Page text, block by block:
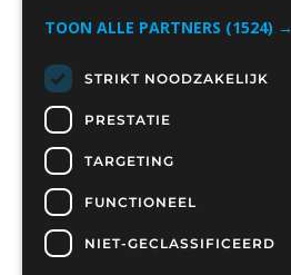
TOON ALLE PARTNERS (1524) →
STRIKT NOODZAKELIJK
PRESTATIE
TARGETING
FUNCTIONEEL
NIET-GECLASSIFICEERD